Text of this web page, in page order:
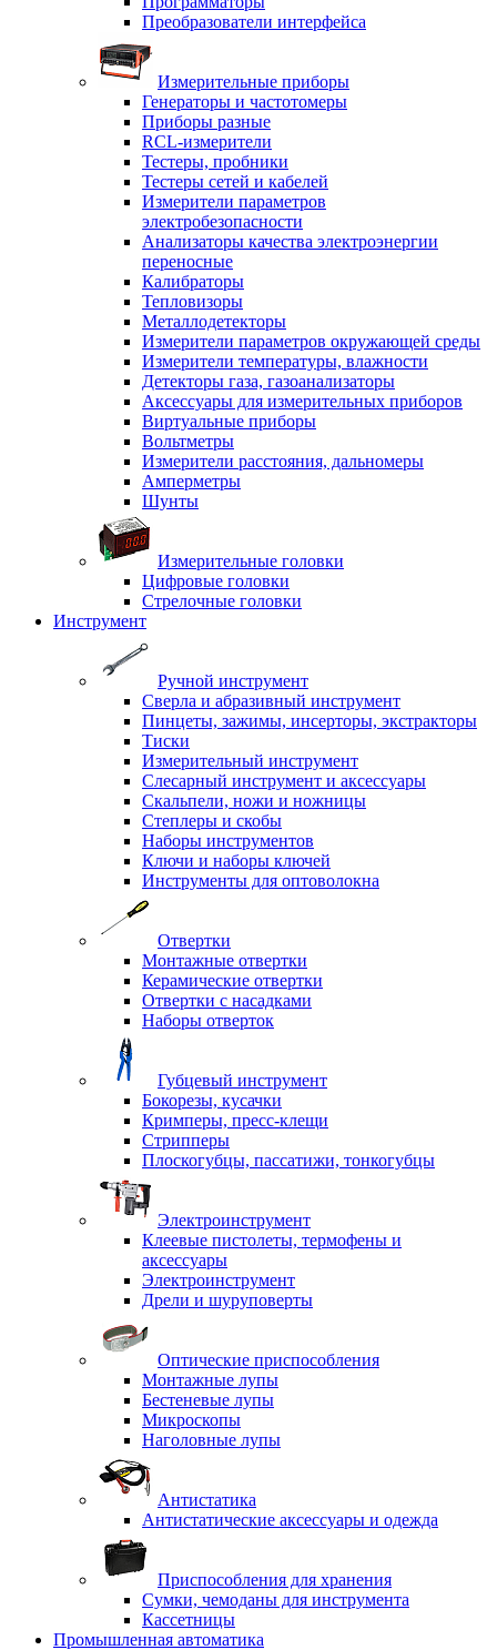
Преобразователи интерфейса
Измерительные приборы
Генераторы и частотомеры
Приборы разные
RCL-измерители
Тестеры, пробники
Тестеры сетей и кабелей
Измерители параметров
электробезопасности
Анализаторы качества электроэнергии
переносные
Калибраторы
Тепловизоры
Металлодетекторы
Измерители параметров окружающей среды
Измерители температуры, влажности
Детекторы газа, газоанализаторы
Аксессуары для измерительных приборов
Виртуальные приборы
Вольтметры
Измерители расстояния, дальномеры
Амперметры
Шунты
Измерительные головки
Цифровые головки
Стрелочные головки
Инструмент
Ручной инструмент
Сверла и абразивный инструмент
Пинцеты, зажимы, инсерторы, экстракторы
Тиски
Измерительный инструмент
Слесарный инструмент и аксессуары
Скальпели, ножи и ножницы
Степлеры и скобы
Наборы инструментов
Ключи и наборы ключей
Инструменты для оптоволокна
Отвертки
Монтажные отвертки
Керамические отвертки
Отвертки с насадками
Наборы отверток
Губцевый инструмент
Бокорезы, кусачки
Кримперы, пресс-клещи
Стрипперы
Плоскогубцы, пассатижи, тонкогубцы
Электроинструмент
Клеевые пистолеты, термофены и
аксессуары
Электроинструмент
Дрели и шуруповерты
Оптические приспособления
Монтажные лупы
Бестеневые лупы
Микроскопы
Наголовные лупы
Антистатика
Антистатические аксессуары и одежда
Приспособления для хранения
Сумки, чемоданы для инструмента
Кассетницы
Промышленная автоматика